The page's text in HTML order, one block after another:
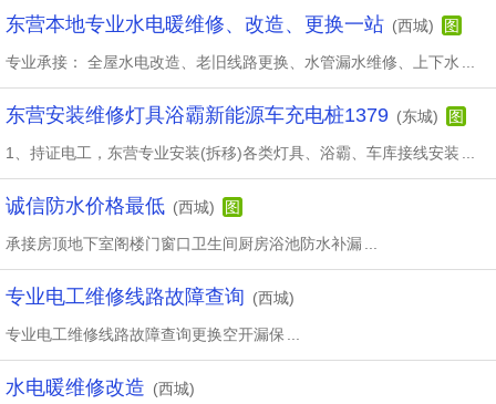
东营本地专业水电暖维修、改造、更换一站 (西城) 图
专业承接： 全屋水电改造、老旧线路更换、水管漏水维修、上下水
东营安装维修灯具浴霸新能源车充电桩1379 (东城) 图
1、持证电工，东营专业安装(拆移)各类灯具、浴霸、车库接线安装
诚信防水价格最低 (西城) 图
承接房顶地下室阁楼门窗口卫生间厨房浴池防水补漏
专业电工维修线路故障查询 (西城)
专业电工维修线路故障查询更换空开漏保
水电暖维修改造 (西城)